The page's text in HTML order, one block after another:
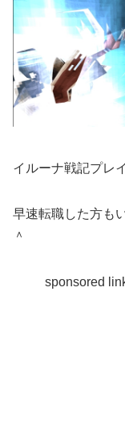
イルーナ戦記プレ
早速転職した方も
＾
sponsored